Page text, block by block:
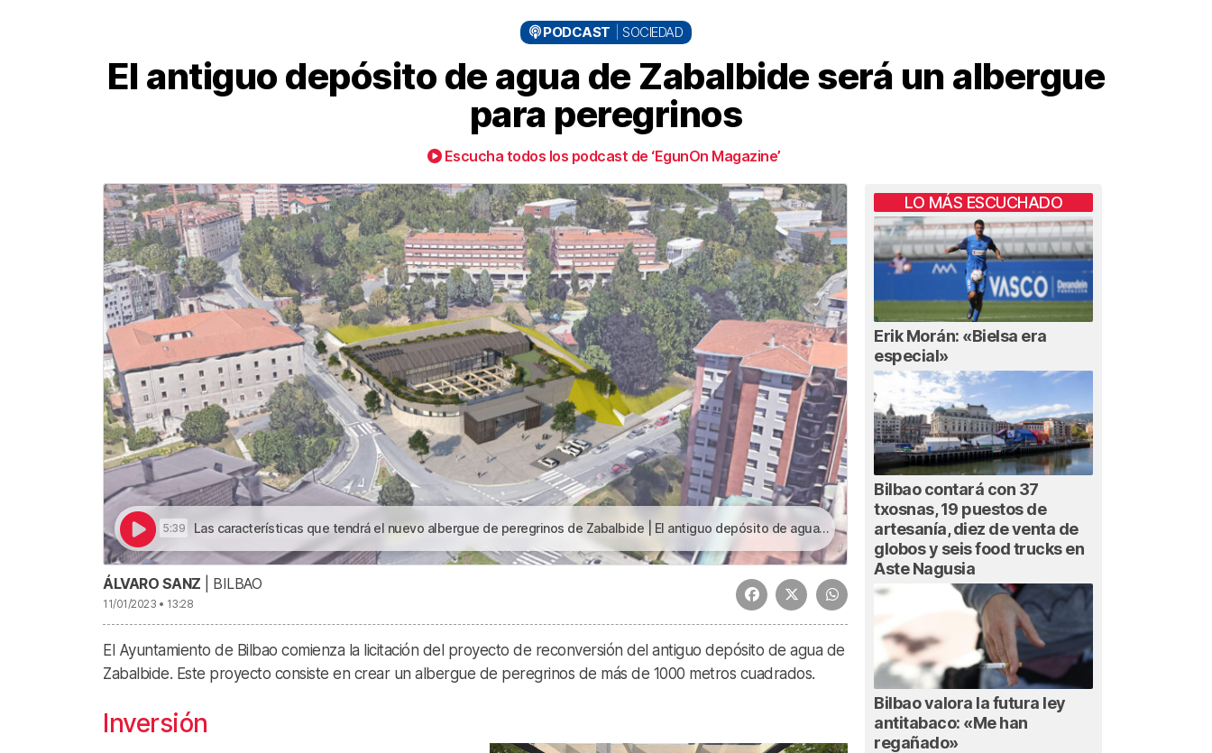
PODCAST SOCIEDAD
El antiguo depósito de agua de Zabalbide será un albergue
para peregrinos
Escucha todos los podcast de ‘EgunOn Magazine’
5:39 Las características que tendrá el nuevo albergue de peregrinos de Zabalbide | El antiguo depósito de agua de Zabalbide será un albergue para peregrinos
ÁLVARO SANZ | BILBAO
11/01/2023 • 13:28
El Ayuntamiento de Bilbao comienza la licitación del proyecto de reconversión del antiguo depósito de agua de
Zabalbide. Este proyecto consiste en crear un albergue de peregrinos de más de 1000 metros cuadrados.
Inversión
LO MÁS ESCUCHADO
Erik Morán: «Bielsa era
especial»
Bilbao contará con 37
txosnas, 19 puestos de
artesanía, diez de venta de
globos y seis food trucks en
Aste Nagusia
Bilbao valora la futura ley
antitabaco: «Me han
regañado»